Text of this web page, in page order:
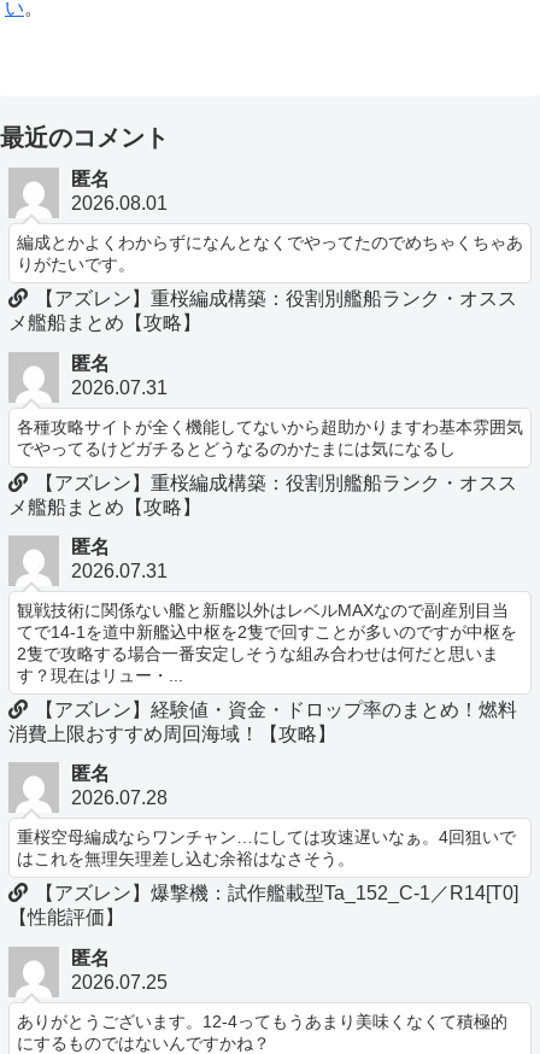
い。
最近のコメント
匿名
2026.08.01
編成とかよくわからずになんとなくでやってたのでめちゃくちゃあ
りがたいです。
【アズレン】重桜編成構築：役割別艦船ランク・オスス
メ艦船まとめ【攻略】
匿名
2026.07.31
各種攻略サイトが全く機能してないから超助かりますわ基本雰囲気
でやってるけどガチるとどうなるのかたまには気になるし
【アズレン】重桜編成構築：役割別艦船ランク・オスス
メ艦船まとめ【攻略】
匿名
2026.07.31
観戦技術に関係ない艦と新艦以外はレベルMAXなので副産別目当
てで14-1を道中新艦込中枢を2隻で回すことが多いのですが中枢を
2隻で攻略する場合一番安定しそうな組み合わせは何だと思いま
す？現在はリュー・...
【アズレン】経験値・資金・ドロップ率のまとめ！燃料
消費上限おすすめ周回海域！【攻略】
匿名
2026.07.28
重桜空母編成ならワンチャン…にしては攻速遅いなぁ。4回狙いで
はこれを無理矢理差し込む余裕はなさそう。
【アズレン】爆撃機：試作艦載型Ta_152_C-1／R14[T0]
【性能評価】
匿名
2026.07.25
ありがとうございます。12-4ってもうあまり美味くなくて積極的
にするものではないんですかね？